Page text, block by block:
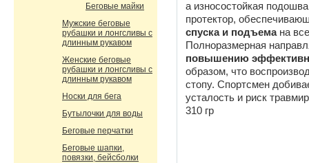
а износостойкая
протектор,
спуска и подъемана
Полноразмерная
повышению
образом, что
стопу. Спортсмен
усталость и риск
310 гр
Беговые майки
Мужские беговые
рубашки и лонгсливы с
длинным рукавом
Женские беговые
рубашки и лонгсливы с
длинным рукавом
Носки для бега
Бутылочки для воды
Беговые перчатки
Беговые шапки,
повязки, бейсболки